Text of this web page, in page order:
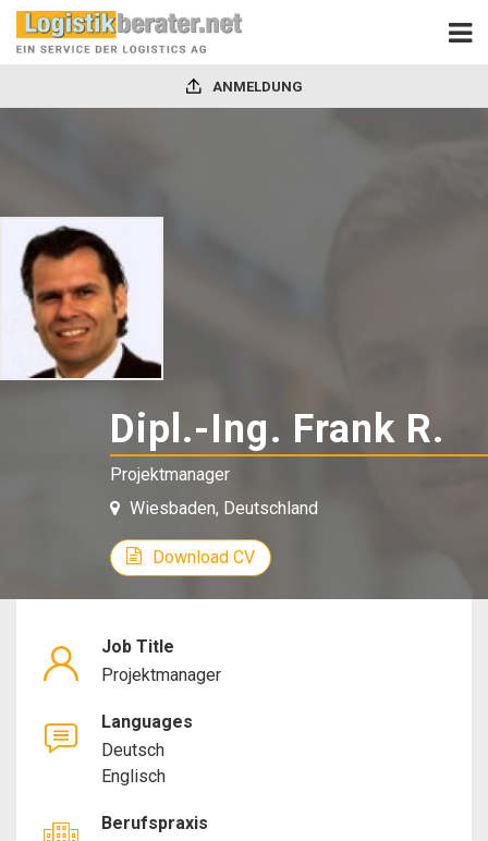
ANMELDUNG
Dipl.-Ing. Frank R.
Projektmanager
Wiesbaden, Deutschland
Download CV
Job Title
Projektmanager
Languages
Deutsch
Englisch
Berufspraxis